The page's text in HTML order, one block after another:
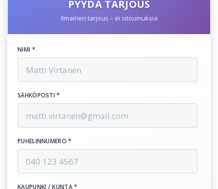
PYYDÄ TARJOUS
Ilmainen tarjous – ei sitoumuksia
NIMI *
SÄHKÖPOSTI *
PUHELINNUMERO *
KAUPUNKI / KUNTA *